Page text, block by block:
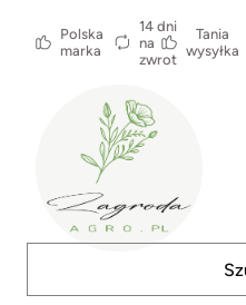
Polska
marka
14 dni
na
zwrot
Tania
wysyłka